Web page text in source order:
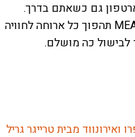
הטכנולוגיה המתקדמת של MEATER Pro XL תהפוך כל ארוחה לחוויה
לבישול כה מושלם.